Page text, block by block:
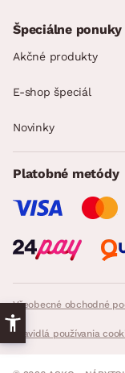
Všeobecné obchodné
Pravidlá používania
Špeciálne ponuky
Akčné produkty
E-shop špeciál
Novinky
Platobné metódy